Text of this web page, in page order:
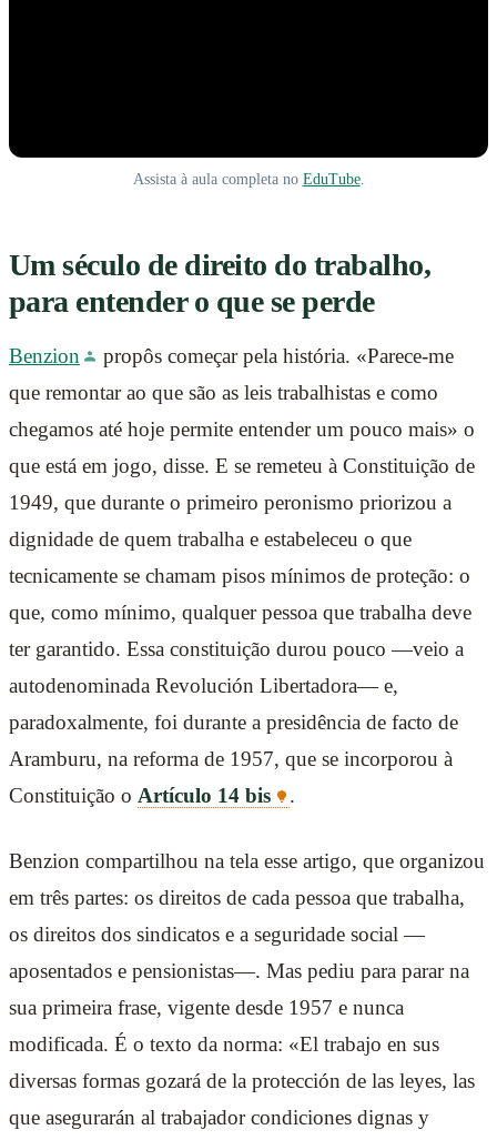
Assista à aula completa no EduTube.
Um século de direito do trabalho,
para entender o que se perde
Benzion
propôs começar pela história. «Parece-me
que remontar ao que são as leis trabalhistas e como
chegamos até hoje permite entender um pouco mais» o
que está em jogo, disse. E se remeteu à Constituição de
1949, que durante o primeiro peronismo priorizou a
dignidade de quem trabalha e estabeleceu o que
tecnicamente se chamam pisos mínimos de proteção: o
que, como mínimo, qualquer pessoa que trabalha deve
ter garantido. Essa constituição durou pouco —veio a
autodenominada Revolución Libertadora— e,
paradoxalmente, foi durante a presidência de facto de
Aramburu, na reforma de 1957, que se incorporou à
Constituição o Artículo 14 bis .
Benzion compartilhou na tela esse artigo, que organizou
em três partes: os direitos de cada pessoa que trabalha,
os direitos dos sindicatos e a seguridade social —
aposentados e pensionistas—. Mas pediu para parar na
sua primeira frase, vigente desde 1957 e nunca
modificada. É o texto da norma: «El trabajo en sus
diversas formas gozará de la protección de las leyes, las
que asegurarán al trabajador condiciones dignas y